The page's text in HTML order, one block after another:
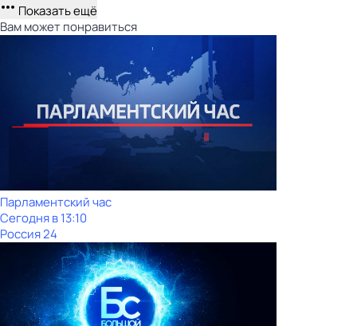
Показать ещё
Вам может понравиться
Парламентский час
Сегодня в 13:10
Россия 24